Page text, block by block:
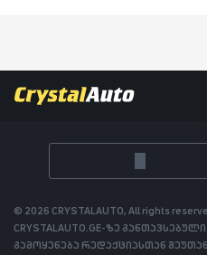
© 2026 CRYSTALAUTO, All rights
CRYSTALAUTO.GE-ზე
გამოყენება რედაქციასთან